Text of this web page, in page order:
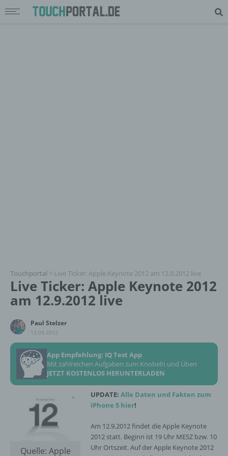
Touchportal > Live Ticker: Apple Keynote 2012 am 12.9.2012 live
Live Ticker: Apple Keynote 2012
am 12.9.2012 live
Paul Stelzer
12.09.2012
App Empfehlung: IQ Test App
Mit zahlreichen Aufgaben zum Knobeln und Üben
JETZT KOSTENLOS HERUNTERLADEN
Quelle: Apple
UPDATE: Alle Daten und Fakten zum
iPhone 5 hier!
Am 12.9.2012 findet die Apple Keynote
2012 statt. Beginn ist 19 Uhr MESZ bzw. 10
Uhr Ortszeit. Auf der Apple Keynote 2012